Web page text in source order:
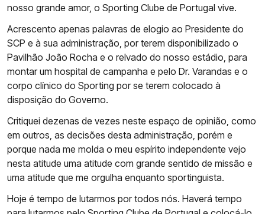
nosso grande amor, o Sporting Clube de Portugal vive.
Acrescento apenas palavras de elogio ao Presidente do
SCP e à sua administração, por terem disponibilizado o
Pavilhão João Rocha e o relvado do nosso estádio, para
montar um hospital de campanha e pelo Dr. Varandas e o
corpo clínico do Sporting por se terem colocado à
disposição do Governo.
Critiquei dezenas de vezes neste espaço de opinião, como
em outros, as decisões desta administração, porém e
porque nada me molda o meu espírito independente vejo
nesta atitude uma atitude com grande sentido de missão e
uma atitude que me orgulha enquanto sportinguista.
Hoje é tempo de lutarmos por todos nós. Haverá tempo